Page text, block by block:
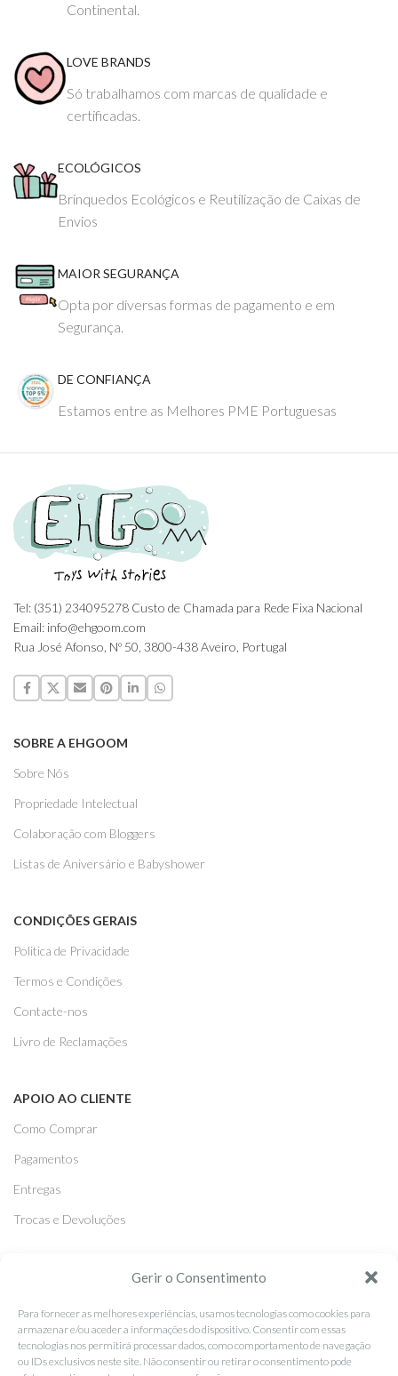
Gerir o Consentimento
Para fornecer as melhores experiências, usamos tecnologias como cookies para
armazenar e/ou aceder a informações do dispositivo. Consentir com essas
tecnologias nos permitirá processar dados, como comportamento de navegação
ou IDs exclusivos neste site. Não consentir ou retirar o consentimento pode
Continental.
LOVE BRANDS
Só trabalhamos com marcas de qualidade e
certificadas.
ECOLÓGICOS
Brinquedos Ecológicos e Reutilização de Caixas de
Envios
MAIOR SEGURANÇA
Opta por diversas formas de pagamento e em
Segurança.
DE CONFIANÇA
Estamos entre as Melhores PME Portuguesas
Tel: (351) 234095278 Custo de Chamada para Rede Fixa Nacional
Email: info@ehgoom.com
Rua José Afonso, Nº 50, 3800-438 Aveiro, Portugal
SOBRE A EHGOOM
Sobre Nós
Propriedade Intelectual
Colaboração com Bloggers
Listas de Aniversário e Babyshower
CONDIÇÕES GERAIS
Politica de Privacidade
Termos e Condições
Contacte-nos
Livro de Reclamações
APOIO AO CLIENTE
Como Comprar
Pagamentos
Entregas
Trocas e Devoluções
Facebook
Instagram
Pinterest